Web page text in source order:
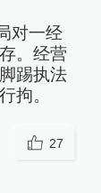
对一经
。经营
踢执法
拘。
27